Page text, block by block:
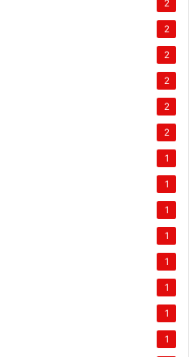
2
2
2
2
2
2
1
1
1
1
1
1
1
1